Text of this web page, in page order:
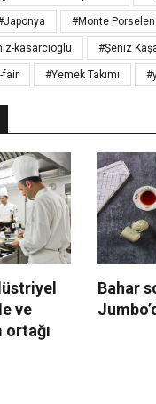
#Monte Porselen
kasarcioglu #Şeniz
fair #Yemek Takımı
ve
Bahar